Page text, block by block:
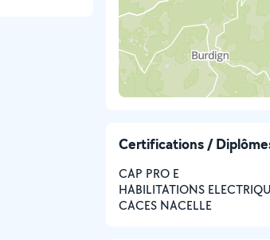
Certifications /
CAP PRO E
HABILITATIONS
CACES NACELLE